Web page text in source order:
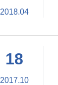
2018.04
18
2017.10